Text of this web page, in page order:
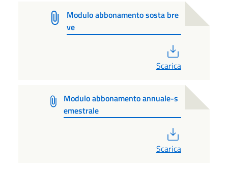
Modulo abbonamento sosta bre
ve
Scarica
Modulo abbonamento annuale-s
emestrale
Scarica